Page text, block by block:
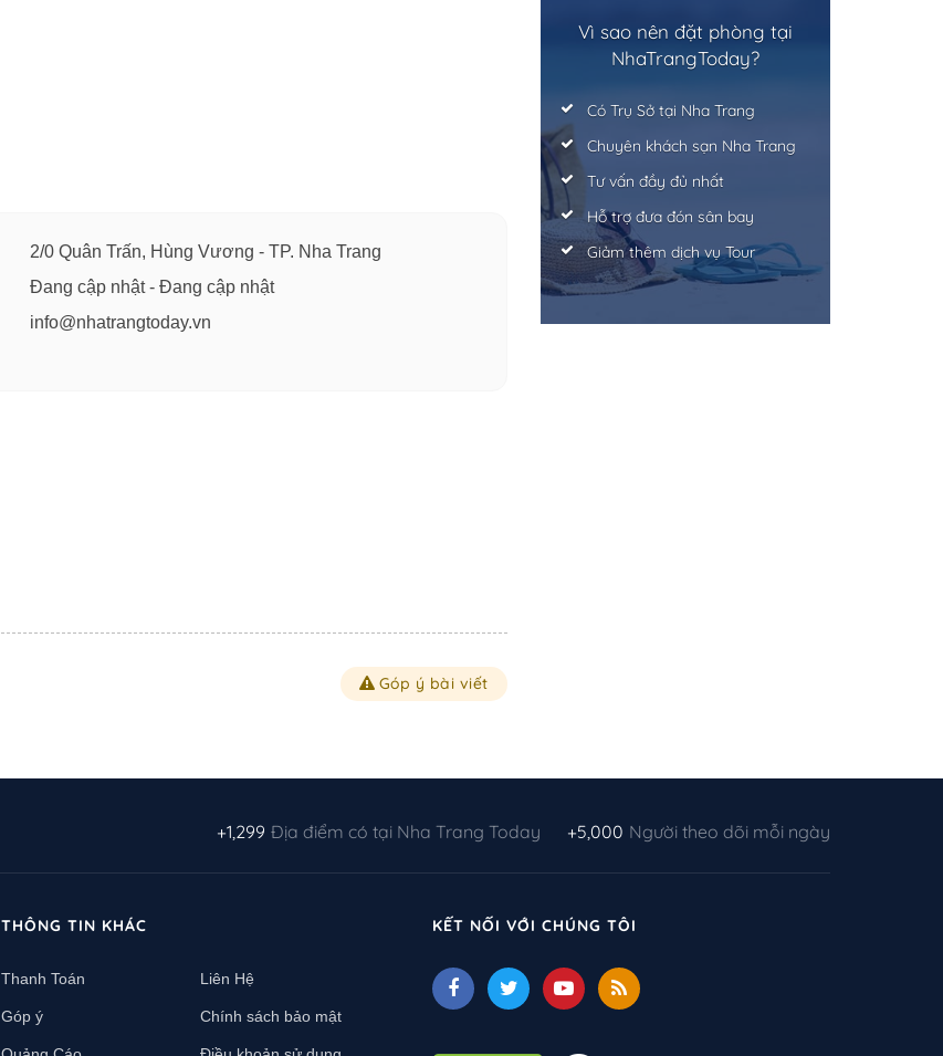
2/0 Quân Trấn, Hùng Vương - TP. Nha Trang
Đang cập nhật - Đang cập nhật
info@nhatrangtoday.vn
Góp ý bài viết
Vì sao nên đặt phòng tại
NhaTrangToday?
Có Trụ Sở tại Nha Trang
Chuyên khách sạn Nha Trang
Tư vấn đầy đủ nhất
Hỗ trợ đưa đón sân bay
Giảm thêm dịch vụ Tour
+1,299 Địa điểm có tại Nha Trang Today +5,000 Người theo dõi mỗi ngày
THÔNG TIN KHÁC
Thanh Toán Liên Hệ
Góp ý Chính sách bảo mật
KẾT NỐI VỚI CHÚNG TÔI